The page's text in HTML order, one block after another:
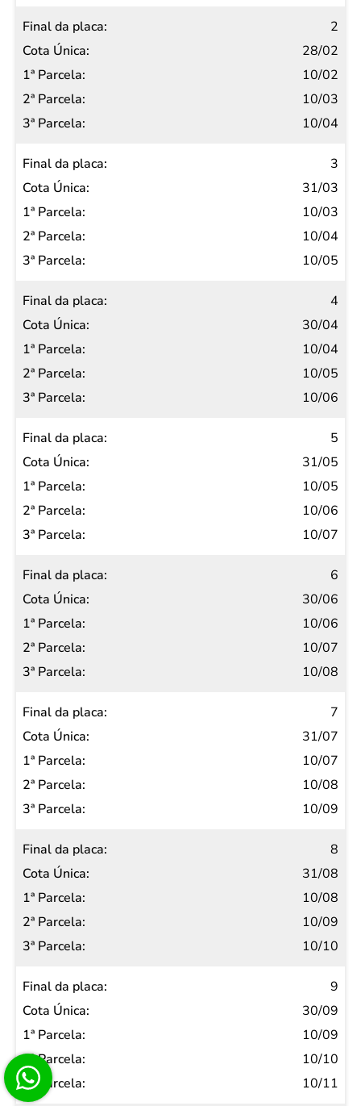
Parcela
2ª
Parcela
3ª
Parcela
2
28/02
10/02
10/03
10/04
3
31/03
10/03
10/04
10/05
4
30/04
10/04
10/05
10/06
5
31/05
10/05
10/06
10/07
6
30/06
10/06
10/07
10/08
7
31/07
10/07
10/08
10/09
8
31/08
10/08
10/09
10/10
9
30/09
10/09
10/10
10/11